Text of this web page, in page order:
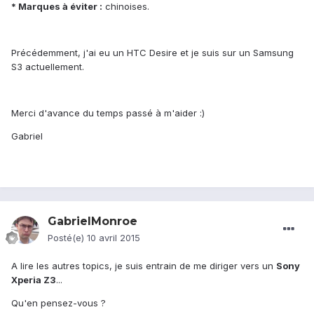
* Marques à éviter : chinoises.
Précédemment, j'ai eu un HTC Desire et je suis sur un Samsung
S3 actuellement.
Merci d'avance du temps passé à m'aider :)
Gabriel
GabrielMonroe
Posté(e) 10 avril 2015
A lire les autres topics, je suis entrain de me diriger vers un Sony
Xperia Z3...
Qu'en pensez-vous ?